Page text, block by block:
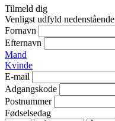
Tilmeld dig
Venligst udfyld nedenstående
Fornavn
Efternavn
Mand
Kvinde
E-mail
Adgangskode
Postnummer
Fødselsedag